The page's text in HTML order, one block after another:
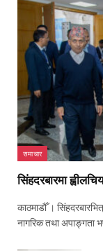
समाचार
सिंहदरबारमा
काठमाडौँ ।
नागरिक तथा अपाङ्गता